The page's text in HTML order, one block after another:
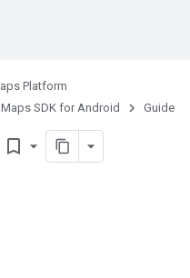
Platform
Maps SDK for Android Guide
bookmark_border